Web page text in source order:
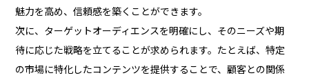
魅力を高め、信頼感を築くことができます。
次に、ターゲットオーディエンスを明確にし、そのニーズや期
待に応じた戦略を立てることが求められます。たとえば、特定
の市場に特化したコンテンツを提供することで、顧客との関係